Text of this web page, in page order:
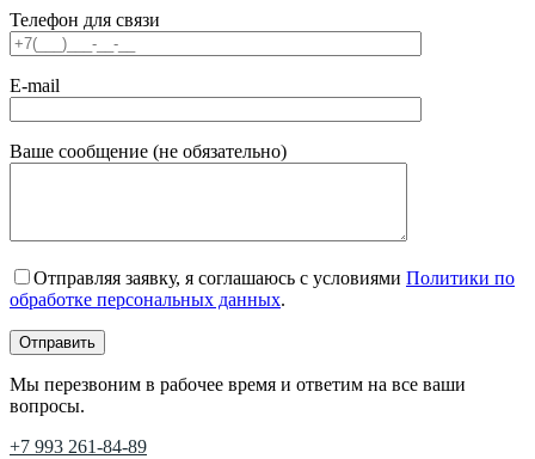
Телефон для связи
E-mail
Ваше сообщение (не обязательно)
Отправляя заявку, я соглашаюсь с условиями Политики по
обработке персональных данных.
Мы перезвоним в рабочее время и ответим на все ваши
вопросы.
+7 993 261-84-89